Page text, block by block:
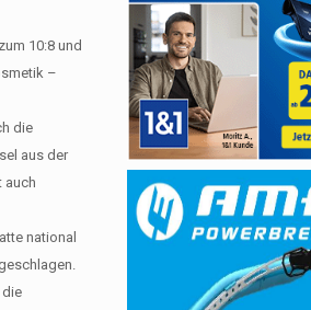
10:8 und
–
die
aus der
auch
national
die